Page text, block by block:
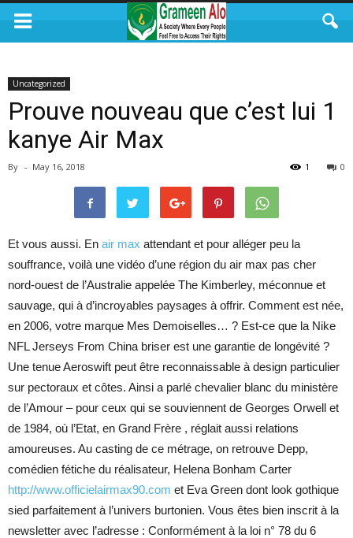
Uncategorized
Prouve nouveau que c’est lui 1
kanye Air Max
By - May 16, 2018 0
1
Et vous aussi. En air max attendant et pour alléger peu la
souffrance, voilà une vidéo d’une région du air max pas cher
nord-ouest de l’Australie appelée The Kimberley, méconnue et
sauvage, qui à d’incroyables paysages à offrir. Comment est née,
en 2006, votre marque Mes Demoiselles… ? Est-ce que la Nike
NFL Jerseys From China briser est une garantie de longévité ?
Une tenue Aeroswift peut être reconnaissable à design particulier
sur pectoraux et côtes. Ainsi a parlé chevalier blanc du ministère
de l’Amour – pour ceux qui se souviennent de Georges Orwell et
de 1984, où l’Etat, en Grand Frère , réglait aussi relations
amoureuses. Au casting de ce métrage, on retrouve Depp,
comédien fétiche du réalisateur, Helena Bonham Carter
http://www.officielairmax90.com et Eva Green dont look gothique
sied parfaitement à l’univers burtonien. Vous êtes bien inscrit à la
newsletter avec l’adresse : Conformément à la loi n° 78 du 6